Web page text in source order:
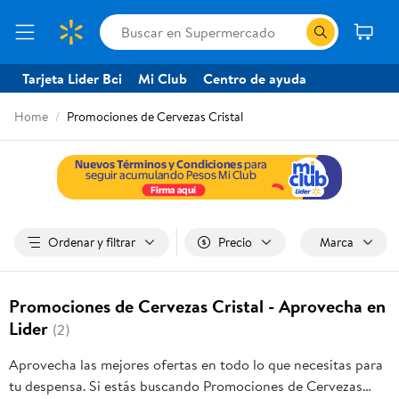
Tarjeta Lider Bci Mi Club Centro de ayuda
Home Promociones de Cervezas Cristal
Ordenar y filtrar Precio Marca
Promociones de Cervezas Cristal - Aprovecha en
Lider (2)
Aprovecha las mejores ofertas en todo lo que necesitas para
tu despensa. Si estás buscando Promociones de Cervezas